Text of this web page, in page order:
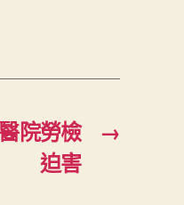
→
院勞檢
迫害